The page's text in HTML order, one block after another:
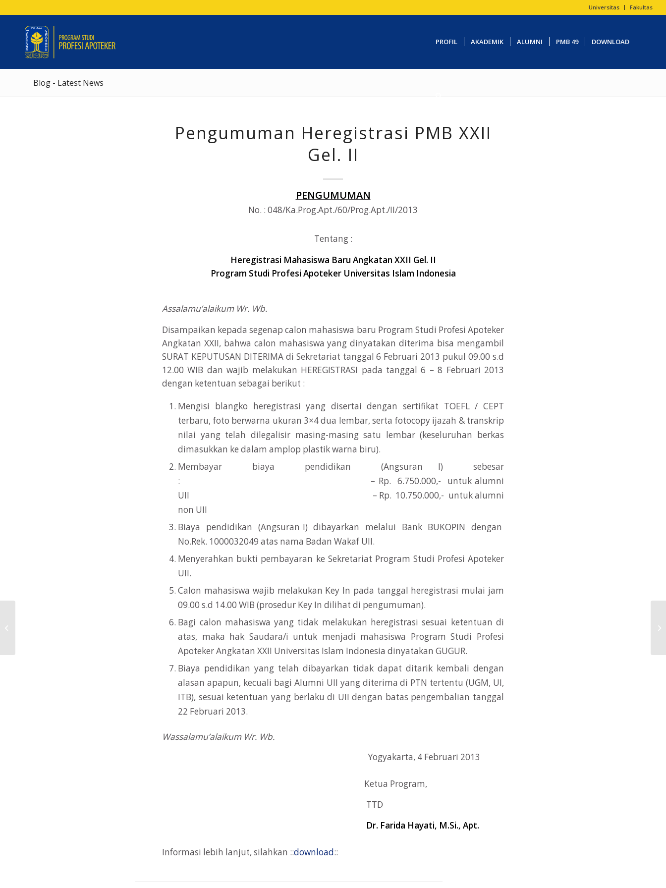
Universitas Fakultas
PROFIL AKADEMIK ALUMNI PMB 49 DOWNLOAD
Blog - Latest News
Pengumuman Heregistrasi PMB XXII
Gel. II
PENGUMUMAN
No. : 048/Ka.Prog.Apt./60/Prog.Apt./II/2013
Tentang :
Heregistrasi Mahasiswa Baru Angkatan XXII Gel. II
Program Studi Profesi Apoteker Universitas Islam Indonesia
Assalamu’alaikum Wr. Wb.
Disampaikan kepada segenap calon mahasiswa baru Program Studi Profesi Apoteker
Angkatan XXII, bahwa calon mahasiswa yang dinyatakan diterima bisa mengambil
SURAT KEPUTUSAN DITERIMA di Sekretariat tanggal 6 Februari 2013 pukul 09.00 s.d
12.00 WIB dan wajib melakukan HEREGISTRASI pada tanggal 6 – 8 Februari 2013
dengan ketentuan sebagai berikut :
Mengisi blangko heregistrasi yang disertai dengan sertifikat TOEFL / CEPT
terbaru, foto berwarna ukuran 3×4 dua lembar, serta fotocopy ijazah & transkrip
nilai yang telah dilegalisir masing-masing satu lembar (keseluruhan berkas
dimasukkan ke dalam amplop plastik warna biru).
Membayar biaya pendidikan (Angsuran I) sebesar
: – Rp. 6.750.000,- untuk alumni
UII – Rp. 10.750.000,- untuk alumni
non UII
Biaya pendidikan (Angsuran I) dibayarkan melalui Bank BUKOPIN dengan
No.Rek. 1000032049 atas nama Badan Wakaf UII.
Menyerahkan bukti pembayaran ke Sekretariat Program Studi Profesi Apoteker
UII.
Calon mahasiswa wajib melakukan Key In pada tanggal heregistrasi mulai jam
09.00 s.d 14.00 WIB (prosedur Key In dilihat di pengumuman).
Bagi calon mahasiswa yang tidak melakukan heregistrasi sesuai ketentuan di
atas, maka hak Saudara/i untuk menjadi mahasiswa Program Studi Profesi
Apoteker Angkatan XXII Universitas Islam Indonesia dinyatakan GUGUR.
Biaya pendidikan yang telah dibayarkan tidak dapat ditarik kembali dengan
alasan apapun, kecuali bagi Alumni UII yang diterima di PTN tertentu (UGM, UI,
ITB), sesuai ketentuan yang berlaku di UII dengan batas pengembalian tanggal
22 Februari 2013.
Wassalamu’alaikum Wr. Wb.
Yogyakarta, 4 Februari 2013
Ketua Program,
TTD
Dr. Farida Hayati, M.Si., Apt.
Informasi lebih lanjut, silahkan ::download::